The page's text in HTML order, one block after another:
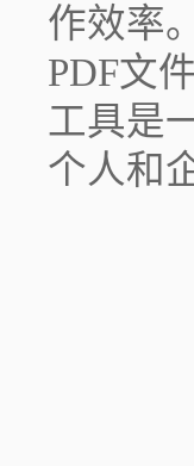
作效率
PDF文
工具是
个人和